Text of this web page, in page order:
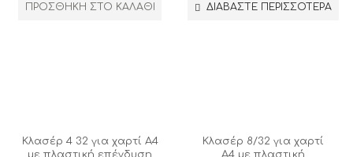
ΠΡΟΣΘΉΚΗ ΣΤΟ ΚΑΛΆΘΙ ΔΙΑΒΆΣΤΕ ΠΕΡΙΣΣΌΤΕΡΑ
Κλασέρ 4 32 για χαρτί Α4
με πλαστική επένδυση
Κλασέρ 8/32 για χαρτί
Α4 με πλαστική